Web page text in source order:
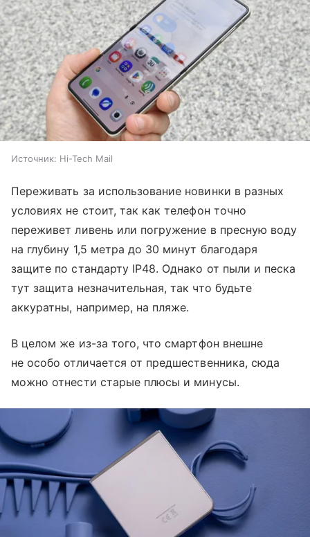
Источник: Hi-Tech Mail
Переживать за использование новинки в разных
условиях не стоит, так как телефон точно
переживет ливень или погружение в пресную воду
на глубину 1,5 метра до 30 минут благодаря
защите по стандарту IP48. Однако от пыли и песка
тут защита незначительная, так что будьте
аккуратны, например, на пляже.
В целом же из-за того, что смартфон внешне
не особо отличается от предшественника, сюда
можно отнести старые плюсы и минусы.